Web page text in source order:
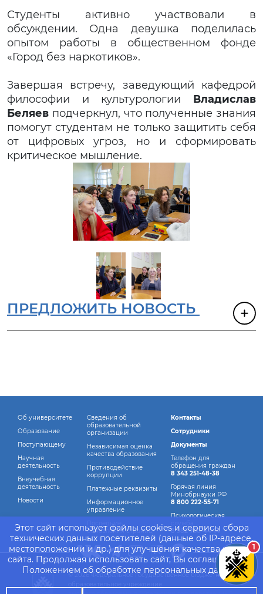
Этот сайт использует файлы cookies и сервисы сбора
технических данных посетителей (данные об IP-адресе,
местоположении и др.) для улучшения качества работы
сайта. Продолжая использовать сайт, Вы соглашаетесь с
Положением об обработке персональных данных.
Студенты активно участвовали в
обсуждении. Одна девушка поделилась
опытом работы в общественном фонде
«Город без наркотиков».
Завершая встречу, заведующий кафедрой
философии и культурологии Владислав
Беляев подчеркнул, что полученные знания
помогут студентам не только защитить себя
от цифровых угроз, но и сформировать
критическое мышление.
ПРЕДЛОЖИТЬ НОВОСТЬ
Об университете
Образование
Поступающему
Научная
деятельность
Внеучебная
деятельность
Новости
Сведения об
образовательной
организации
Независимая оценка
качества образования
Противодействие
коррупции
Платежные реквизиты
Информационное
управление
Последние
обновления страниц
Контакты
Сотрудники
Документы
Телефон для
обращения граждан
8 343 251-48-38
Горячая линия
Минобрнауки РФ
8 800 222-55-71
Психологическая
8 982 760-44-14
© 2026 Федеральное государственное бюджетное
1